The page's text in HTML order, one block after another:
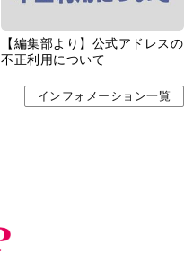
【編集部より】公式アドレスの
不正利用について
インフォメーション一覧